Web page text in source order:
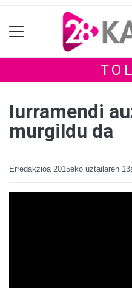
Iurramendi
murgildu da
Erredakzioa 2015eko uztailaren